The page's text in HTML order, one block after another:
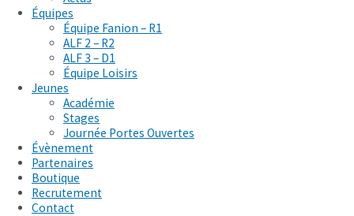
Équipes
Équipe Fanion – R1
ALF 2 – R2
ALF 3 – D1
Équipe Loisirs
Jeunes
Académie
Stages
Journée Portes Ouvertes
Évènement
Partenaires
Boutique
Recrutement
Contact